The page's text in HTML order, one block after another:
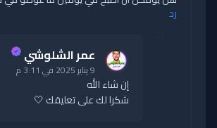
رد
عمر الشلوشي
9 يناير 2025 في 3:11 م
إن شاء الله
شكرا لك على تعليقك 🤍